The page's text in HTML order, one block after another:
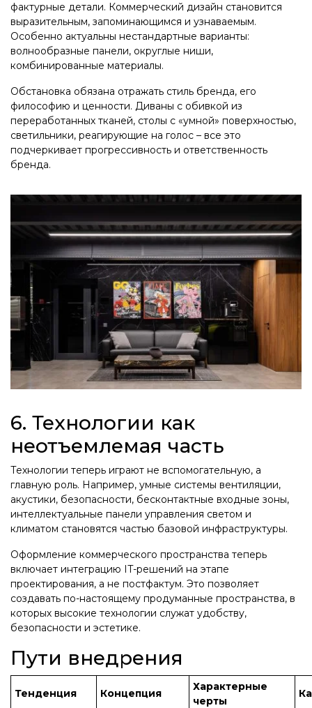
фактурные детали. Коммерческий дизайн становится
выразительным, запоминающимся и узнаваемым.
Особенно актуальны нестандартные варианты:
волнообразные панели, округлые ниши,
комбинированные материалы.
Обстановка обязана отражать стиль бренда, его
философию и ценности. Диваны с обивкой из
переработанных тканей, столы с «умной» поверхностью,
светильники, реагирующие на голос – все это
подчеркивает прогрессивность и ответственность
бренда.
6. Технологии как
неотъемлемая часть
Технологии теперь играют не вспомогательную, а
главную роль. Например, умные системы вентиляции,
акустики, безопасности, бесконтактные входные зоны,
интеллектуальные панели управления светом и
климатом становятся частью базовой инфраструктуры.
Оформление коммерческого пространства теперь
включает интеграцию IT-решений на этапе
проектирования, а не постфактум. Это позволяет
создавать по-настоящему продуманные пространства, в
которых высокие технологии служат удобству,
безопасности и эстетике.
Пути внедрения
Тенденция Концепция
Характерные
черты